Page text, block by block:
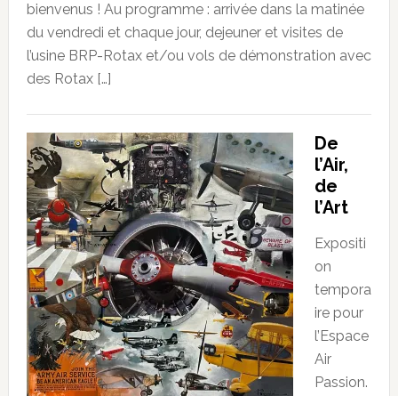
bienvenus ! Au programme : arrivée dans la matinée
du vendredi et chaque jour, dejeuner et visites de
l’usine BRP-Rotax et/ou vols de démonstration avec
des Rotax […]
De
l’Air,
de
l’Art
Expositi
on
tempora
ire pour
l’Espace
Air
Passion.